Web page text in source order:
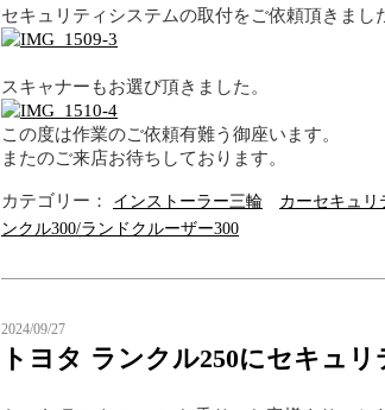
セキュリティシステムの取付をご依頼頂きまし
スキャナーもお選び頂きました。
この度は作業のご依頼有難う御座います。
またのご来店お待ちしております。
カテゴリー： インストーラー三輪 カーセキュリ
ンクル300/ランドクルーザー300
2024/09/27
トヨタ ランクル250にセキュリ